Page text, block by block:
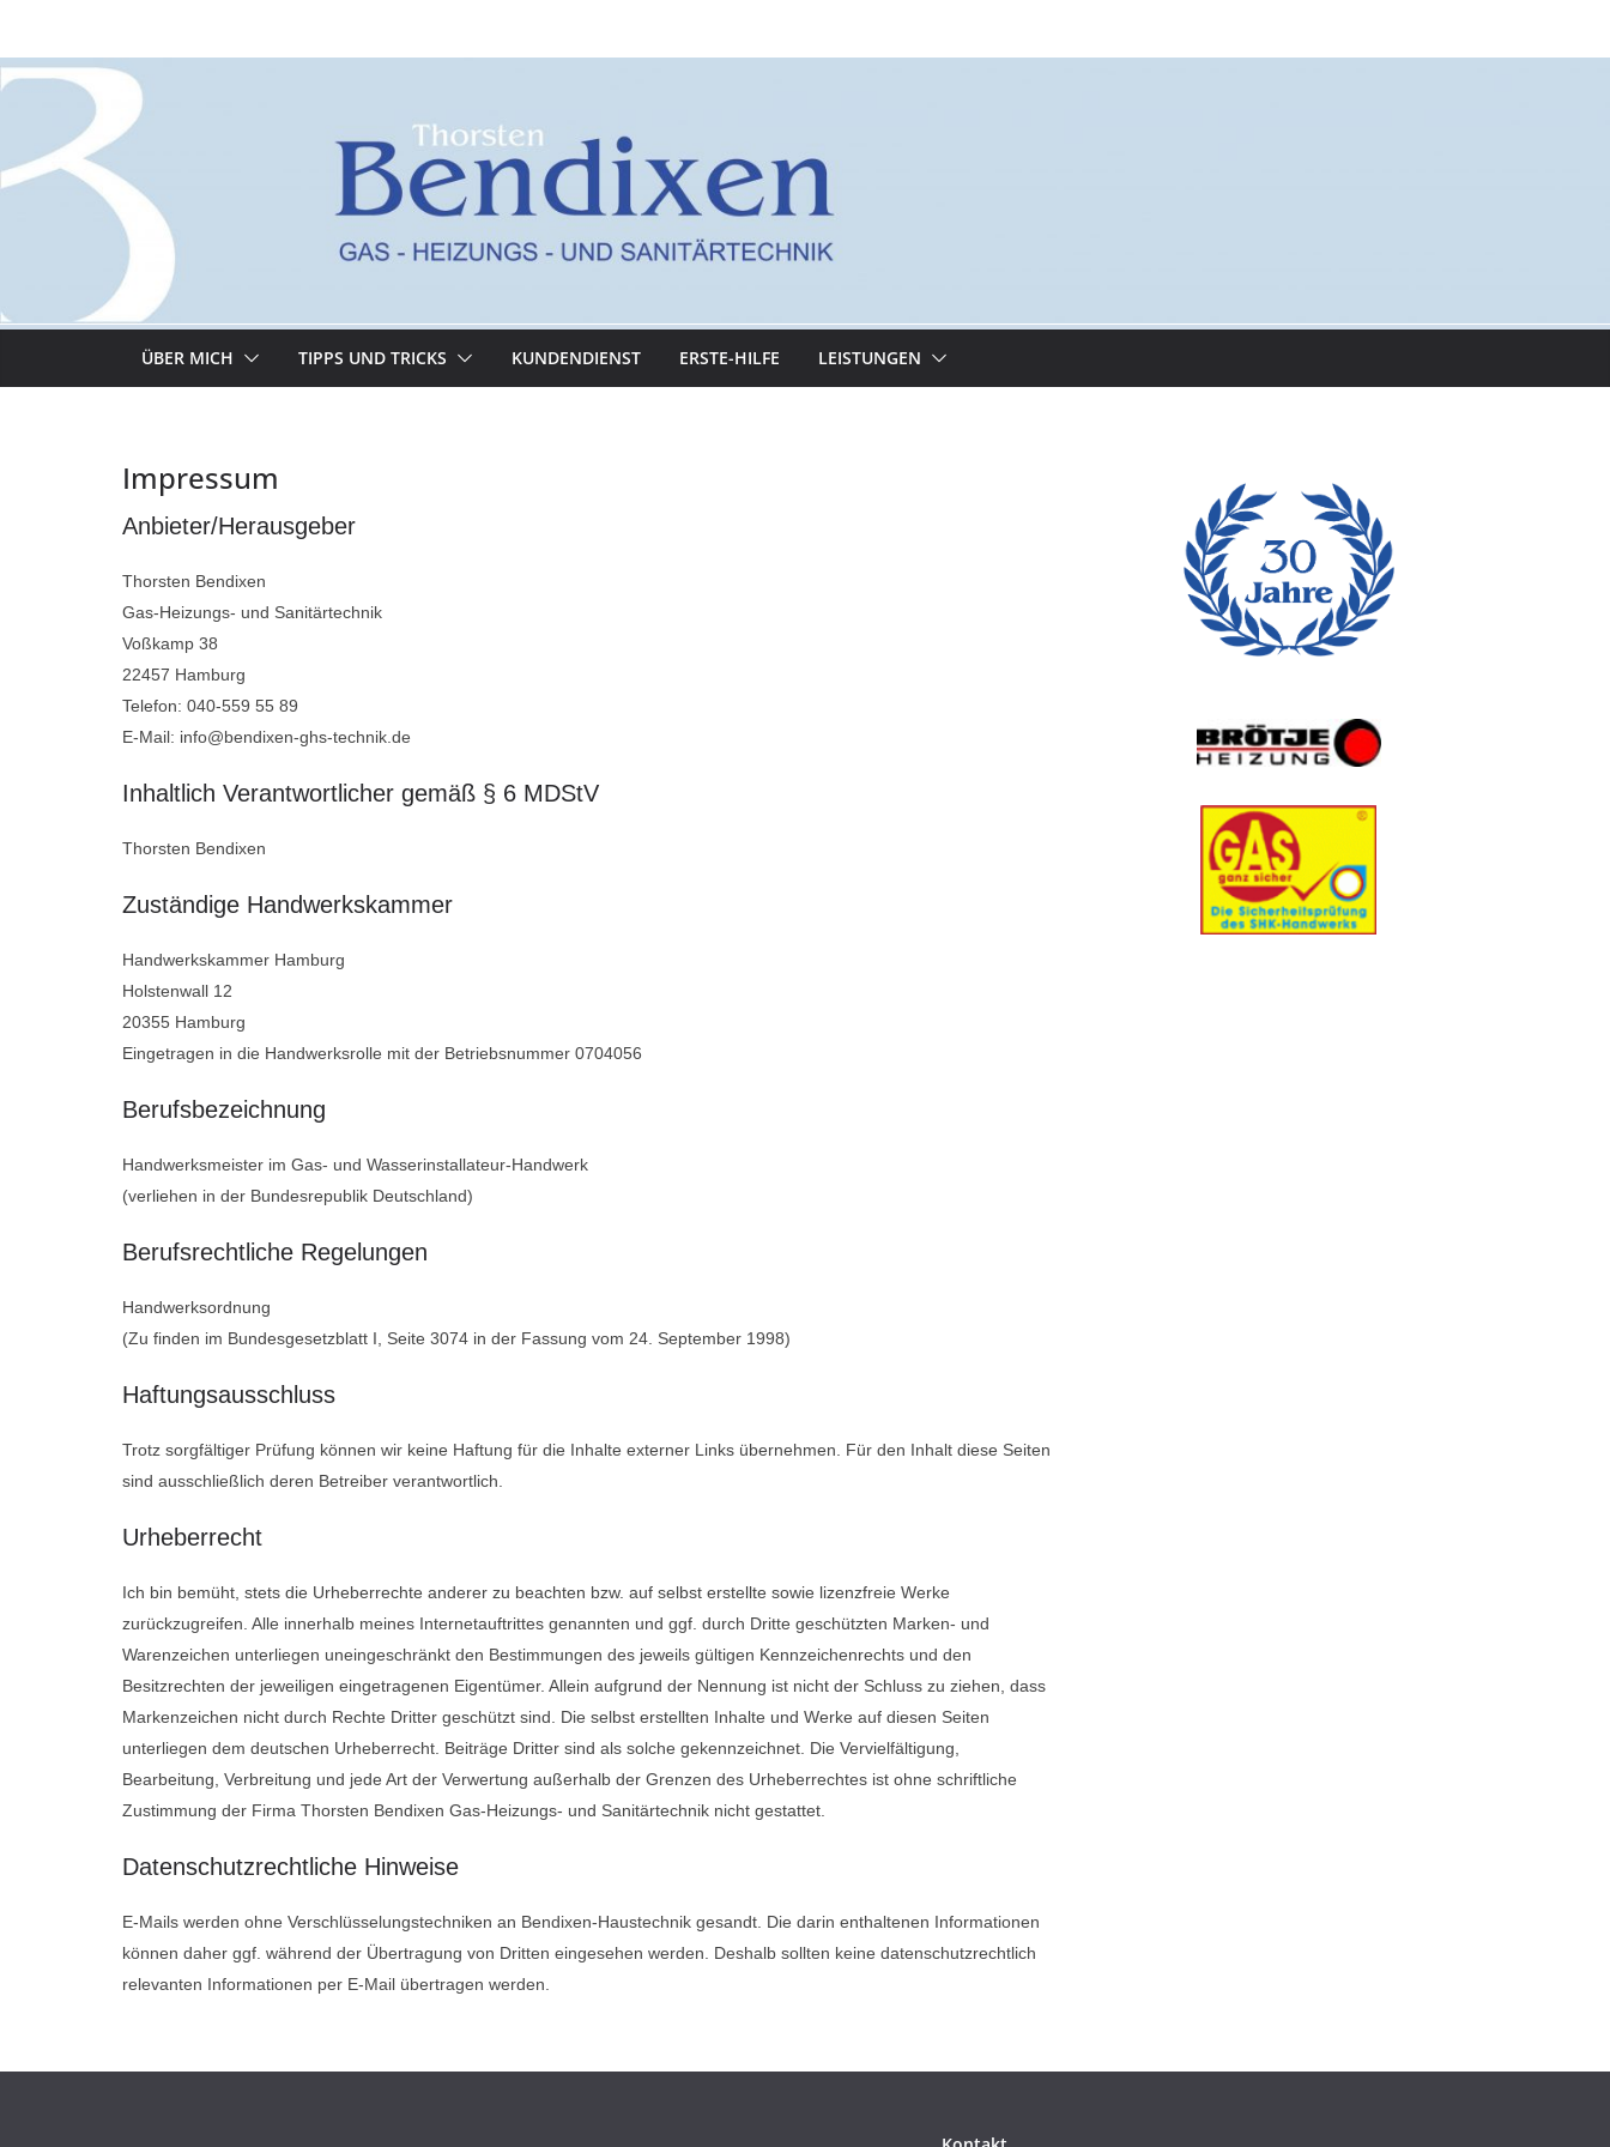
springen
ÜBER MICH TIPPS UND TRICKS KUNDENDIENST ERSTE-HILFE LEISTUNGEN
Impressum
Anbieter/Herausgeber
Thorsten Bendixen
Gas-Heizungs- und Sanitärtechnik
Voßkamp 38
22457 Hamburg
Telefon: 040-559 55 89
E-Mail: info@bendixen-ghs-technik.de
Inhaltlich Verantwortlicher gemäß § 6 MDStV
Thorsten Bendixen
Zuständige Handwerkskammer
Handwerkskammer Hamburg
Holstenwall 12
20355 Hamburg
Eingetragen in die Handwerksrolle mit der Betriebsnummer 0704056
Berufsbezeichnung
Handwerksmeister im Gas- und Wasserinstallateur-Handwerk
(verliehen in der Bundesrepublik Deutschland)
Berufsrechtliche Regelungen
Handwerksordnung
(Zu finden im Bundesgesetzblatt I, Seite 3074 in der Fassung vom 24. September 1998)
Haftungsausschluss
Trotz sorgfältiger Prüfung können wir keine Haftung für die Inhalte externer Links übernehmen. Für den Inhalt diese Seiten
sind ausschließlich deren Betreiber verantwortlich.
Urheberrecht
Ich bin bemüht, stets die Urheberrechte anderer zu beachten bzw. auf selbst erstellte sowie lizenzfreie Werke
zurückzugreifen. Alle innerhalb meines Internetauftrittes genannten und ggf. durch Dritte geschützten Marken- und
Warenzeichen unterliegen uneingeschränkt den Bestimmungen des jeweils gültigen Kennzeichenrechts und den
Besitzrechten der jeweiligen eingetragenen Eigentümer. Allein aufgrund der Nennung ist nicht der Schluss zu ziehen, dass
Markenzeichen nicht durch Rechte Dritter geschützt sind. Die selbst erstellten Inhalte und Werke auf diesen Seiten
unterliegen dem deutschen Urheberrecht. Beiträge Dritter sind als solche gekennzeichnet. Die Vervielfältigung,
Bearbeitung, Verbreitung und jede Art der Verwertung außerhalb der Grenzen des Urheberrechtes ist ohne schriftliche
Zustimmung der Firma Thorsten Bendixen Gas-Heizungs- und Sanitärtechnik nicht gestattet.
Datenschutzrechtliche Hinweise
E-Mails werden ohne Verschlüsselungstechniken an Bendixen-Haustechnik gesandt. Die darin enthaltenen Informationen
können daher ggf. während der Übertragung von Dritten eingesehen werden. Deshalb sollten keine datenschutzrechtlich
relevanten Informationen per E-Mail übertragen werden.